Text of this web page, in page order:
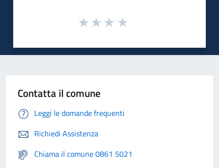
Contatta il comune
Leggi le domande frequenti
Richiedi Assistenza
Chiama il comune 0861 5021